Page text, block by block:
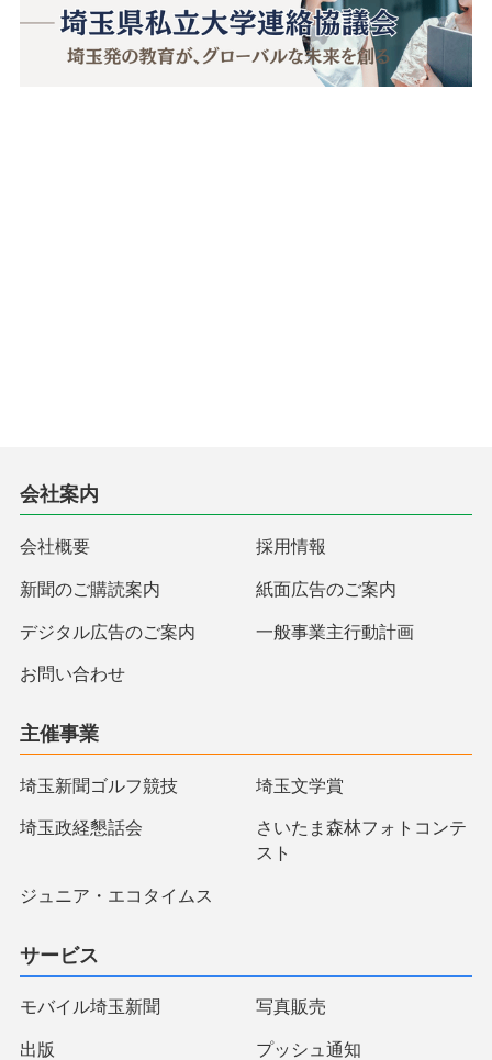
会社案内
会社概要 採用情報
新聞のご購読案内 紙面広告のご案内
デジタル広告のご案内 一般事業主行動計画
お問い合わせ
主催事業
埼玉新聞ゴルフ競技 埼玉文学賞
埼玉政経懇話会
さいたま森林フォトコンテ
スト
ジュニア・エコタイムス
サービス
モバイル埼玉新聞 写真販売
出版 プッシュ通知